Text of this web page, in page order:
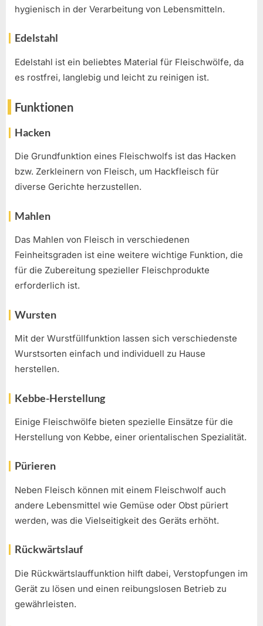
hygienisch in der Verarbeitung von Lebensmitteln.
Edelstahl
Edelstahl ist ein beliebtes Material für Fleischwölfe, da
es rostfrei, langlebig und leicht zu reinigen ist.
Funktionen
Hacken
Die Grundfunktion eines Fleischwolfs ist das Hacken
bzw. Zerkleinern von Fleisch, um Hackfleisch für
diverse Gerichte herzustellen.
Mahlen
Das Mahlen von Fleisch in verschiedenen
Feinheitsgraden ist eine weitere wichtige Funktion, die
für die Zubereitung spezieller Fleischprodukte
erforderlich ist.
Wursten
Mit der Wurstfüllfunktion lassen sich verschiedenste
Wurstsorten einfach und individuell zu Hause
herstellen.
Kebbe-Herstellung
Einige Fleischwölfe bieten spezielle Einsätze für die
Herstellung von Kebbe, einer orientalischen Spezialität.
Pürieren
Neben Fleisch können mit einem Fleischwolf auch
andere Lebensmittel wie Gemüse oder Obst püriert
werden, was die Vielseitigkeit des Geräts erhöht.
Rückwärtslauf
Die Rückwärtslauffunktion hilft dabei, Verstopfungen im
Gerät zu lösen und einen reibungslosen Betrieb zu
gewährleisten.